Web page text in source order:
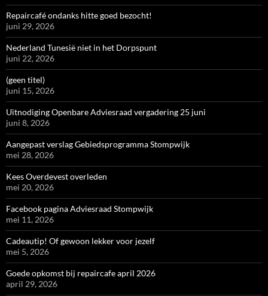
Repaircafé ondanks hitte goed bezocht!
juni 29, 2026
Nederland Tunesië niet in het Dorpspunt
juni 22, 2026
(geen titel)
juni 15, 2026
Uitnodiging Openbare Adviesraad vergadering 25 juni
juni 8, 2026
Aangepast verslag Gebiedsprogramma Stompwijk
mei 28, 2026
Kees Overdevest overleden
mei 20, 2026
Facebook pagina Adviesraad Stompwijk
mei 11, 2026
Cadeautip! Of gewoon lekker voor jezelf
mei 5, 2026
Goede opkomst bij repaircafe april 2026
april 29, 2026